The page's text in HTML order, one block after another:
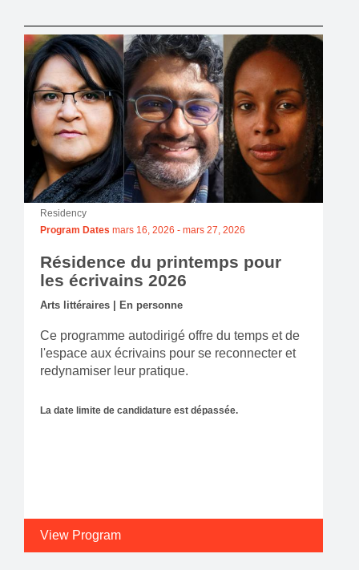
Residency
Program Dates mars 16, 2026 - mars 27, 2026
Résidence du printemps pour
les écrivains 2026
Arts littéraires | En personne
Ce programme autodirigé offre du temps et de
l'espace aux écrivains pour se reconnecter et
redynamiser leur pratique.
La date limite de candidature est dépassée.
View Program